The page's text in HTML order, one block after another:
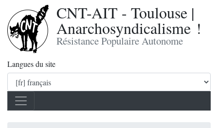
CNT-AIT - Toulouse |
Anarchosyndicalisme !
Résistance Populaire Autonome
Langues du site